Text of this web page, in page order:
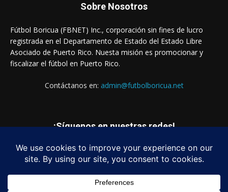
Sobre Nosotros
Fútbol Boricua (FBNET) Inc., corporación sin fines de lucro
registrada en el Departamento de Estado del Estado Libre
Asociado de Puerto Rico. Nuesta misión es promocionar y
fiscalizar el fútbol en Puerto Rico.
Contáctanos en: admin@futbolboricua.net
¡Síguenos en nuestras redes!